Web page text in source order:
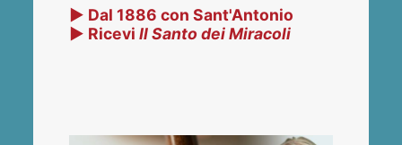
▶ Dal 1886 con Sant'Antonio
▶ RiceviIl Santo dei Miracoli